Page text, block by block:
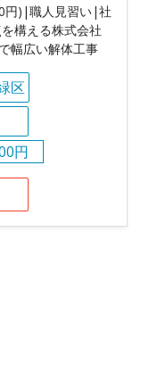
円)|職人見習い|社
構える株式会社
幅広い解体工事
区
円